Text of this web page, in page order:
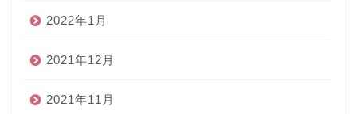
2022年1月
2021年12月
2021年11月